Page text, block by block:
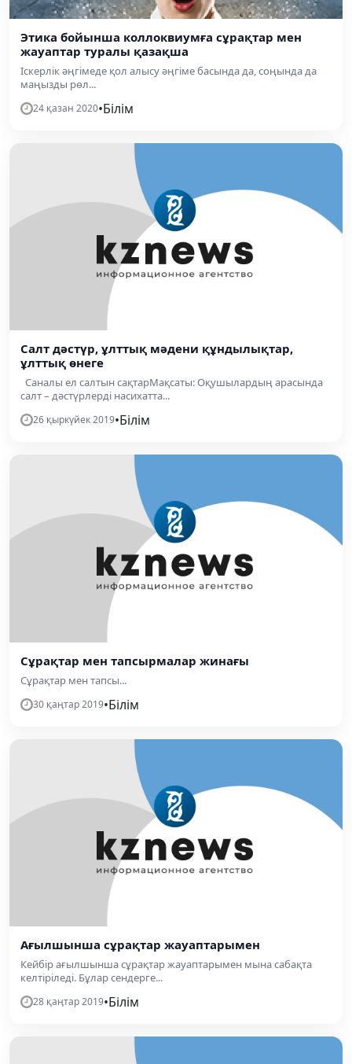
Этика бойынша коллоквиумға сұрақтар мен
жауаптар туралы қазақша
Іскерлік әңгімеде қол алысу әңгіме басында да, соңында да
маңызды рөл...
24 қазан 2020•Білім
Салт дәстүр, ұлттық мәдени құндылықтар,
ұлттық өнеге
Саналы ел салтын сақтарМақсаты: Оқушылардың арасында
салт – дәстүрлерді насихатта...
26 қыркүйек 2019•Білім
Сұрақтар мен тапсырмалар жинағы
Сұрақтар мен тапсы...
30 қаңтар 2019•Білім
Ағылшынша сұрақтар жауаптарымен
Кейбір ағылшынша сұрақтар жауаптарымен мына сабақта
келтіріледі. Бұлар сендерге...
28 қаңтар 2019•Білім